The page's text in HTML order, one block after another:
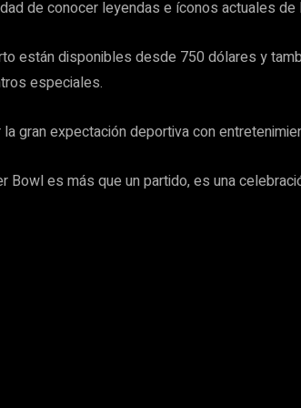
de conocer leyendas e íconos actuales de
están disponibles desde 750 dólares y
especiales.
gran expectación deportiva con
Bowl es más que un partido, es una